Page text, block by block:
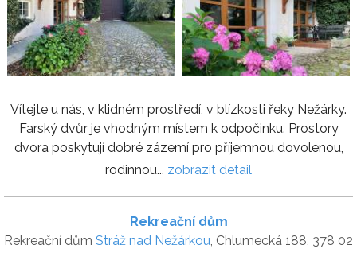
Vítejte u nás, v klidném prostředí, v blízkosti řeky Nežárky.
Farský dvůr je vhodným místem k odpočinku. Prostory
dvora poskytují dobré zázemí pro příjemnou dovolenou,
rodinnou... zobrazit detail
Rekreační dům
Rekreační dům Stráž nad Nežárkou, Chlumecká 188, 378 02